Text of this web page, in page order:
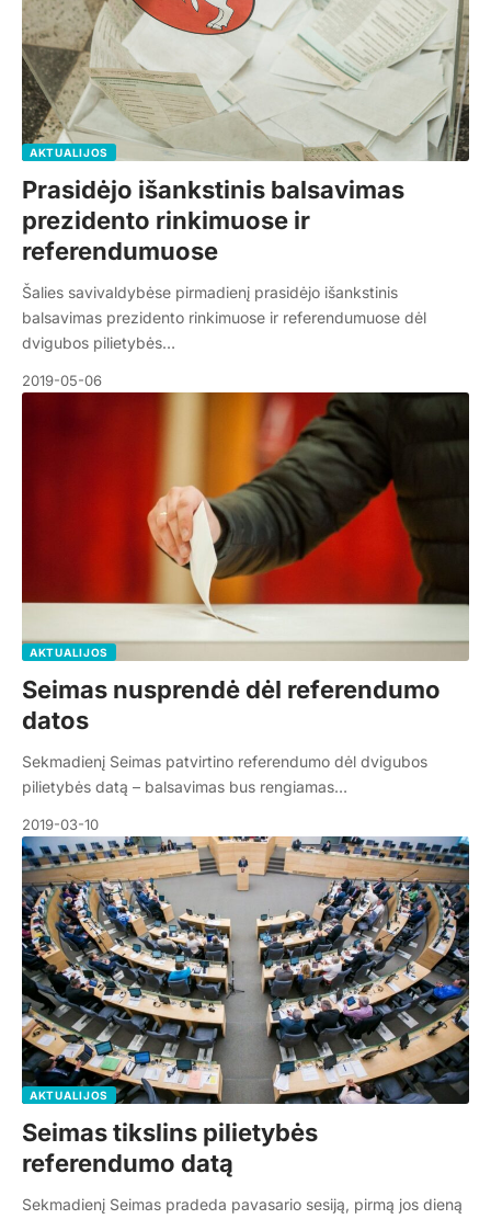
AKTUALIJOS
Prasidėjo išankstinis balsavimas
prezidento rinkimuose ir
referendumuose
Šalies savivaldybėse pirmadienį prasidėjo išankstinis
balsavimas prezidento rinkimuose ir referendumuose dėl
dvigubos pilietybės…
2019-05-06
AKTUALIJOS
Seimas nusprendė dėl referendumo
datos
Sekmadienį Seimas patvirtino referendumo dėl dvigubos
pilietybės datą – balsavimas bus rengiamas…
2019-03-10
AKTUALIJOS
Seimas tikslins pilietybės
referendumo datą
Sekmadienį Seimas pradeda pavasario sesiją, pirmą jos dieną